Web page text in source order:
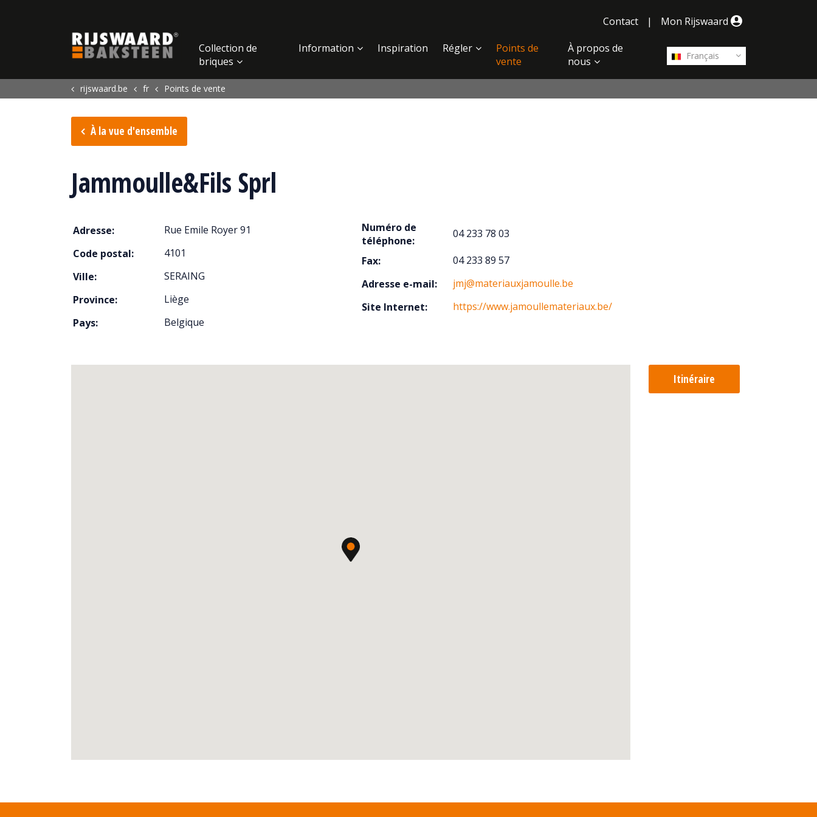
Contact
| Mon Rijswaard
Français
Collection de
briques
Information Inspiration Régler
Points de
vente
À propos de
nous
rijswaard.be fr Points de vente
À la vue d'ensemble
Jammoulle&Fils Sprl
Adresse:
Rue Emile Royer 91
Code postal:
4101
Ville:
SERAING
Province:
Liège
Pays:
Belgique
Numéro de
téléphone:
04 233 78 03
Fax:
04 233 89 57
Adresse e-mail:
jmj@materiauxjamoulle.be
Site Internet:
https://www.jamoullemateriaux.be/
Itinéraire